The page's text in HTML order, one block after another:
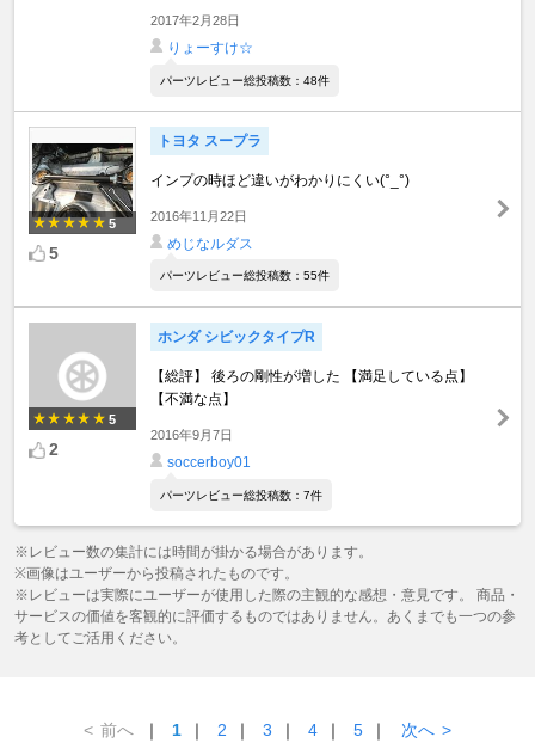
2017年2月28日
りょーすけ☆
パーツレビュー総投稿数：48件
5
5
トヨタ スープラ
インプの時ほど違いがわかりにくい(°_°)
2016年11月22日
めじなルダス
パーツレビュー総投稿数：55件
5
2
ホンダ シビックタイプR
【総評】 後ろの剛性が増した 【満足している点】
【不満な点】
2016年9月7日
soccerboy01
パーツレビュー総投稿数：7件
※レビュー数の集計には時間が掛かる場合があります。
※画像はユーザーから投稿されたものです。
※レビューは実際にユーザーが使用した際の主観的な感想・意見です。 商品・
サービスの価値を客観的に評価するものではありません。あくまでも一つの参
考としてご活用ください。
< 前へ ｜ 1 ｜ 2 ｜ 3 ｜ 4 ｜ 5 ｜ 次へ >